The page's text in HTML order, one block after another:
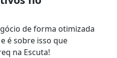
de forma otimizada
é sobre isso que
na Escuta!